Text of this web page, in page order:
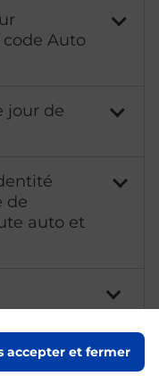
accepter et fermer
code Auto
jour de
de
auto et
l'épreuve
?